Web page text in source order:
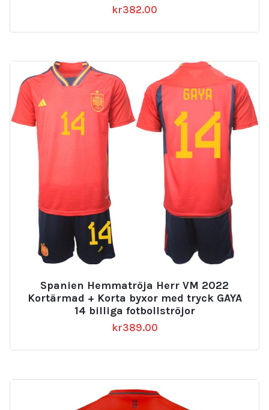
kr382.00
Spanien Hemmatröja Herr VM 2022
Kortärmad + Korta byxor med tryck GAYA
14 billiga fotbollströjor
kr389.00